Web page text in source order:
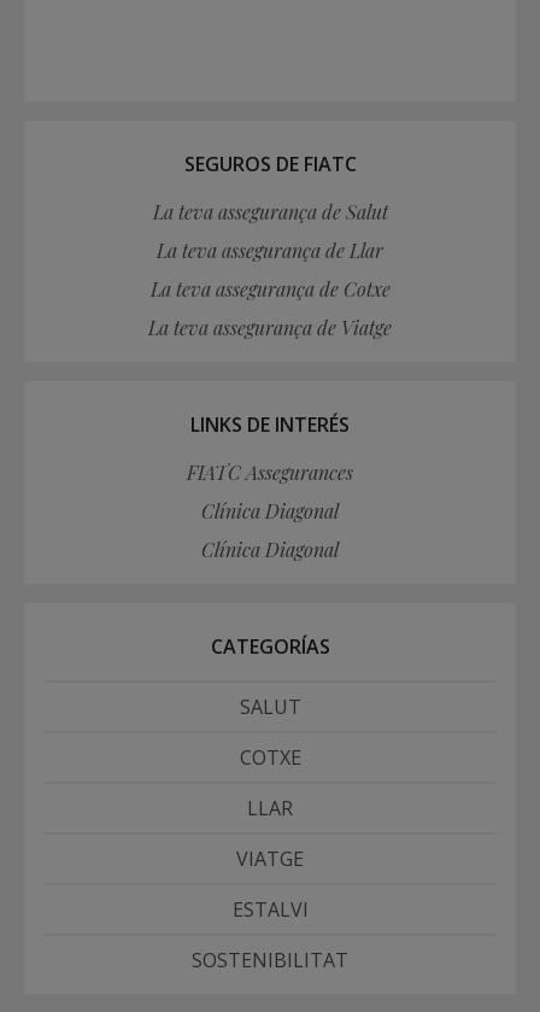
SEGUROS DE FIATC
La teva assegurança de Salut
La teva assegurança de Llar
La teva assegurança de Cotxe
La teva assegurança de Viatge
LINKS DE INTERÉS
FIATC Assegurances
Clínica Diagonal
Clínica Diagonal
CATEGORÍAS
SALUT
COTXE
LLAR
VIATGE
ESTALVI
SOSTENIBILITAT